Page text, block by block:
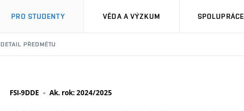
PRO STUDENTY VĚDA A VÝZKUM SPOLUPRÁCE
DETAIL PŘEDMĚTU
FSI-9DDE Ak. rok: 2024/2025